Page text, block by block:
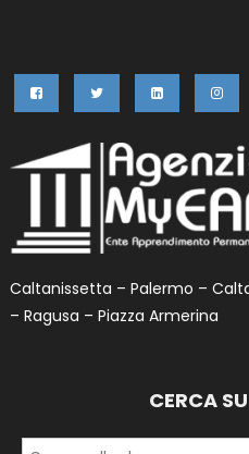
Caltanissetta – Palermo –
– Ragusa – Piazza Armerina
CERCA